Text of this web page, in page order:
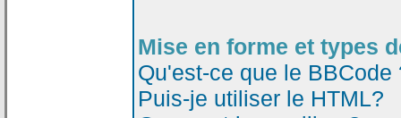
Mise en forme et types
Qu'est-ce que le BBCode
Puis-je utiliser le HTML?